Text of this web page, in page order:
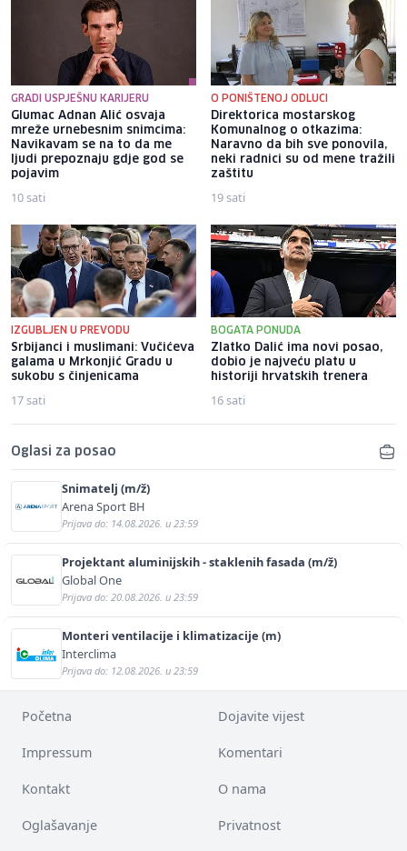
GRADI USPJEŠNU KARIJERU
Glumac Adnan Alić osvaja
mreže urnebesnim snimcima:
Navikavam se na to da me
ljudi prepoznaju gdje god se
pojavim
10 sati
O PONIŠTENOJ ODLUCI
Direktorica mostarskog
Komunalnog o otkazima:
Naravno da bih sve ponovila,
neki radnici su od mene tražili
zaštitu
19 sati
IZGUBLJEN U PREVODU
Srbijanci i muslimani: Vučićeva
galama u Mrkonjić Gradu u
sukobu s činjenicama
17 sati
BOGATA PONUDA
Zlatko Dalić ima novi posao,
dobio je najveću platu u
historiji hrvatskih trenera
16 sati
Oglasi za posao
Snimatelj (m/ž)
Arena Sport BH
Prijava do: 14.08.2026. u 23:59
Projektant aluminijskih - staklenih fasada (m/ž)
Global One
Prijava do: 20.08.2026. u 23:59
Monteri ventilacije i klimatizacije (m)
Interclima
Prijava do: 12.08.2026. u 23:59
Početna Dojavite vijest
Impressum Komentari
Kontakt O nama
Oglašavanje Privatnost